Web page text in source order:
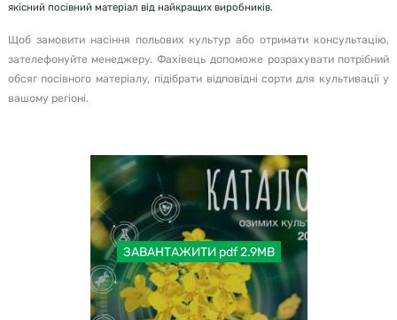
якісний посівний матеріал від найкращих виробників.
Щоб замовити насіння польових культур або отримати консультацію,
зателефонуйте менеджеру. Фахівець допоможе розрахувати потрібний
обсяг посівного матеріалу, підібрати відповідні сорти для культивації у
вашому регіоні.
ЗАВАНТАЖИТИ pdf 2.9MB